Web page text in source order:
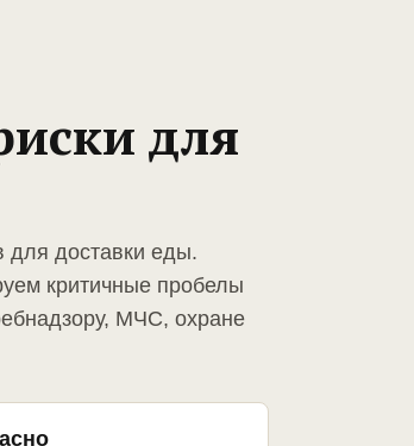
для
для доставки еды.
критичные пробелы
МЧС, охране